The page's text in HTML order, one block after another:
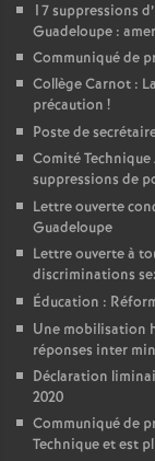
17 suppressions
Guadeloupe :
Communiqué de
Collège Carnot :
précaution !
Poste de
Comité Technique
suppressions de
Lettre ouverte
Guadeloupe
Lettre ouverte à
discriminations
Éducation :
Une mobilisation
réponses inter
Déclaration
2020
Communiqué de
Technique et est